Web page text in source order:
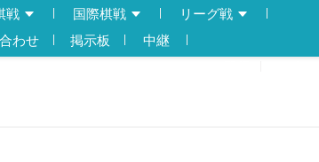
戦 国際棋戦
リーグ戦
わせ 掲示板
中継